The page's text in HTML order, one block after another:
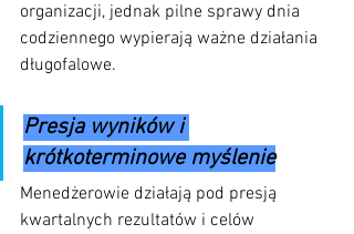
organizacji, jednak pilne sprawy dnia
codziennego wypierają ważne działania
długofalowe.
Presja wyników i
krótkoterminowe myślenie
Menedżerowie działają pod presją
kwartalnych rezultatów i celów